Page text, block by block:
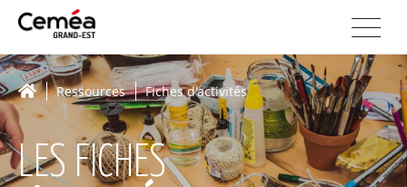
Ressources Fiches d'activités
LES FICHES